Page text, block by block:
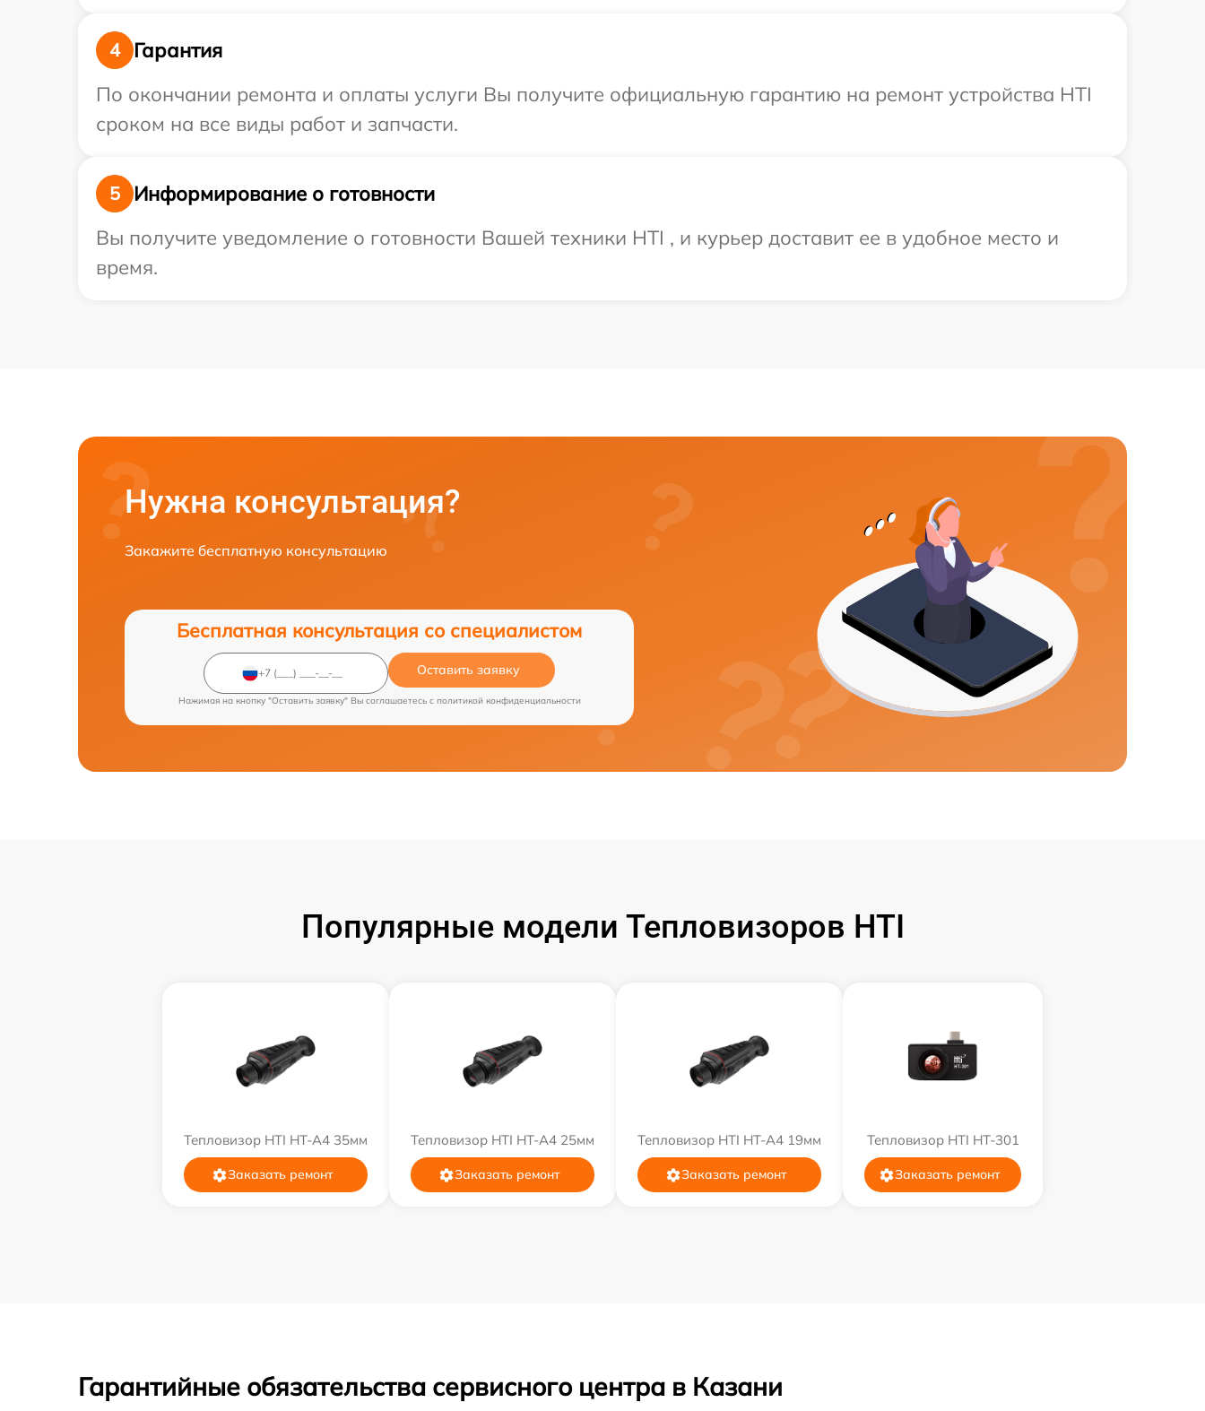
4
Гарантия
По окончании ремонта и оплаты услуги Вы получите официальную гарантию на ремонт устройства HTI
сроком на все виды работ и запчасти.
5
Информирование о готовности
Вы получите уведомление о готовности Вашей техники HTI , и курьер доставит ее в удобное место и
время.
Нужна консультация?
Закажите бесплатную консультацию
Бесплатная консультация со специалистом
Оставить заявку
Нажимая на кнопку "Оставить заявку" Вы соглашаетесь c политикой конфиденциальности
Популярные модели Тепловизоров HTI
Тепловизор HTI HT-A4 35мм
Заказать ремонт
Тепловизор HTI HT-A4 25мм
Заказать ремонт
Тепловизор HTI HT-A4 19мм
Заказать ремонт
Тепловизор HTI HT-301
Заказать ремонт
Гарантийные обязательства сервисного центра в Казани